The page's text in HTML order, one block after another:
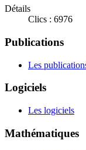
Détails
Clics : 6976
Publications
Les
Logiciels
Les logiciels
Mathématiques